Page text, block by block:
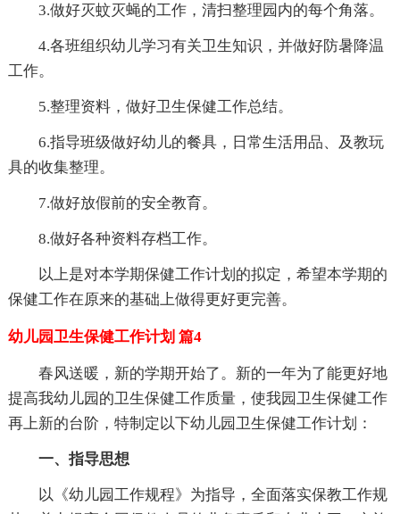
3.做好灭蚊灭蝇的工作，清扫整理园内的每个角落。
4.各班组织幼儿学习有关卫生知识，并做好防暑降温
工作。
5.整理资料，做好卫生保健工作总结。
6.指导班级做好幼儿的餐具，日常生活用品、及教玩
具的收集整理。
7.做好放假前的安全教育。
8.做好各种资料存档工作。
以上是对本学期保健工作计划的拟定，希望本学期的
保健工作在原来的基础上做得更好更完善。
幼儿园卫生保健工作计划 篇4
春风送暖，新的学期开始了。新的一年为了能更好地
提高我幼儿园的卫生保健工作质量，使我园卫生保健工作
再上新的台阶，特制定以下幼儿园卫生保健工作计划：
一、指导思想
以《幼儿园工作规程》为指导，全面落实保教工作规